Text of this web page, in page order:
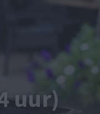
uur)